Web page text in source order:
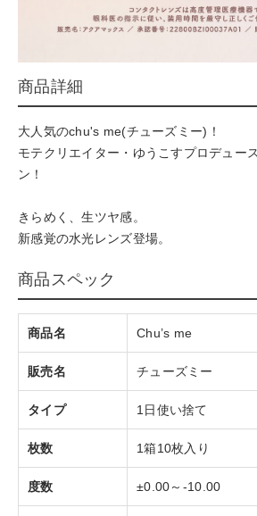
商品詳細
大人気のchu's me(チューズミー)！
モテクリエイター・ゆうこすプロデュー
ン！
きらめく、生ツヤ感。
新感覚の水光レンズ登場。
商品スペック
商品名 Chu’s me
販売名 チューズミー
タイプ 1日使い捨て
枚数 1箱10枚入り
度数 ±0.00～-10.00